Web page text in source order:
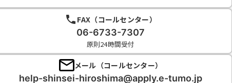
FAX（コールセンター）
06-6733-7307
原則24時間受付
メール（コールセンター）
help-shinsei-hiroshima@apply.e-tumo.jp